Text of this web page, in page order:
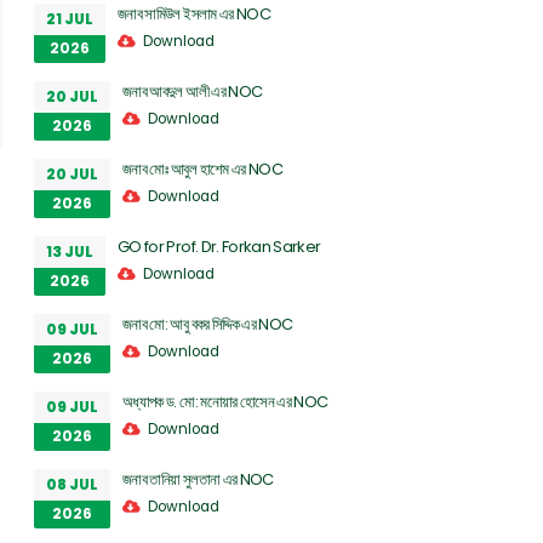
21 JUL
2026
জনাব সামিউল ইসলাম এর NOC
Download
20 JUL
2026
জনাব আবদুল আলী এর NOC
Download
20 JUL
2026
জনাব মোঃ আবুল হাশেম এর NOC
Download
13 JUL
2026
GO for Prof. Dr. Forkan Sarker
Download
09 JUL
2026
জনাব মো: আবু বকর সিদ্দিক এর NOC
Download
09 JUL
2026
অধ্যাপক ড. মো: মনোয়ার হোসেন এর NOC
Download
08 JUL
2026
জনাব তানিয়া সুলতানা এর NOC
Download